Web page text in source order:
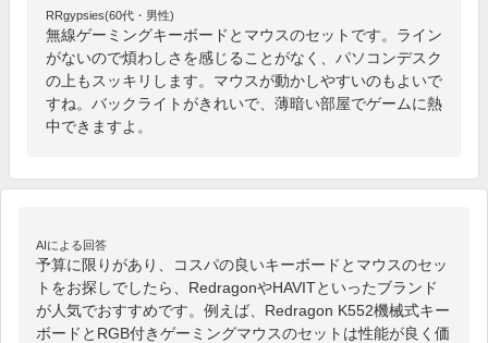
RRgypsies(60代・男性)
無線ゲーミングキーボードとマウスのセットです。ライン
がないので煩わしさを感じることがなく、パソコンデスク
の上もスッキリします。マウスが動かしやすいのもよいで
すね。バックライトがきれいで、薄暗い部屋でゲームに熱
中できますよ。
AIによる回答
予算に限りがあり、コスパの良いキーボードとマウスのセッ
トをお探しでしたら、RedragonやHAVITといったブランド
が人気でおすすめです。例えば、Redragon K552機械式キー
ボードとRGB付きゲーミングマウスのセットは性能が良く価